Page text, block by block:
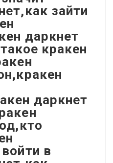
зайти
даркнет
кракен
даркнет
в